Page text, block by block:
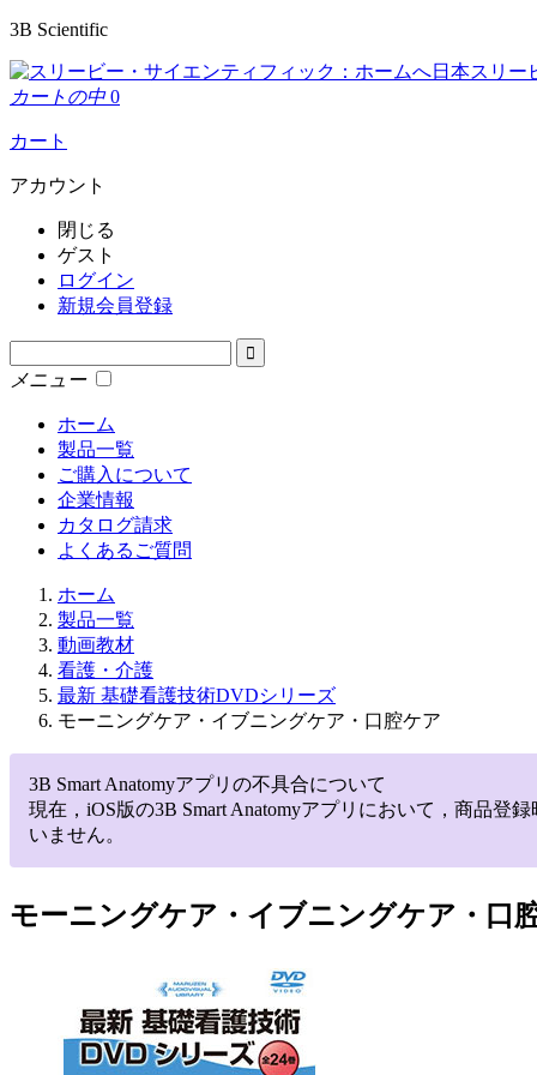
3B Scientific
日本スリー
カートの中 0
カート
アカウント
閉じる
ゲスト
ログイン
新規会員登録
メニュー
ホーム
製品一覧
ご購入について
企業情報
カタログ請求
よくあるご質問
ホーム
製品一覧
動画教材
看護・介護
最新 基礎看護技術DVDシリーズ
モーニングケア・イブニングケア・口腔ケア
3B Smart Anatomyアプリの不具合について
現在，iOS版の3B Smart Anatomyアプリにおいて，商品
いません。
モーニングケア・イブニングケア・口